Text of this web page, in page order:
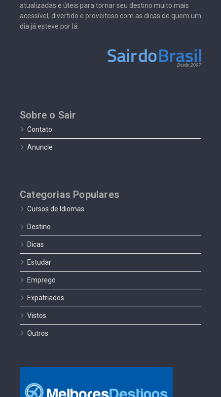
atualizadas e úteis para tornar seu destino muito mais
acessível, divertido e proveitoso com as dicas de quem um
dia já esteve por lá.
Sobre o Sair
Contato
Anuncie
Categorias Populares
Cursos de Idiomas
Destino
Dicas
Estudar
Emprego
Expatriados
Vistos
Outros